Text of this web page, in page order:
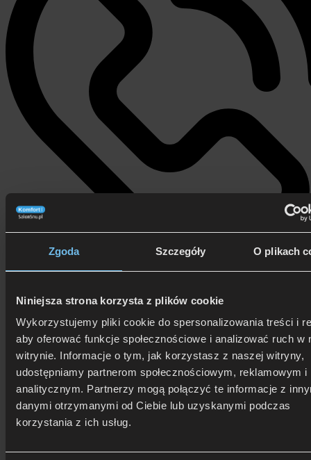
Zgoda Szczegóły O plikach
Niniejsza strona korzysta z plików cookie
Wykorzystujemy pliki cookie do spersonalizowania treści i
aby oferować funkcje społecznościowe i analizować ruch w
witrynie. Informacje o tym, jak korzystasz z naszej witryny,
udostępniamy partnerom społecznościowym, reklamowym i
analitycznym. Partnerzy mogą połączyć te informacje z
danymi otrzymanymi od Ciebie lub uzyskanymi podczas
korzystania z ich usług.
Zadzwoń i dowiedz się, jak dostać rabat!